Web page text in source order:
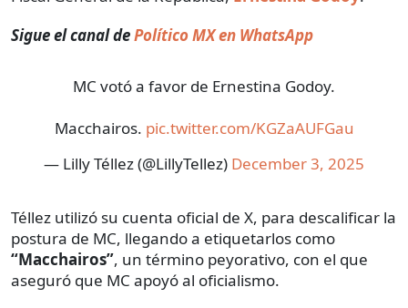
Sigue el canal dePolítico MX en WhatsApp
MC votó a favor de Ernestina Godoy.
Macchairos. pic.twitter.com/KGZaAUFGau
— Lilly Téllez (@LillyTellez) December 3, 2025
Téllez utilizó su cuenta oficial de X, para descalificar la
postura de MC, llegando a etiquetarlos como
“Macchairos”, un término peyorativo, con el que
aseguró que MC apoyó al oficialismo.